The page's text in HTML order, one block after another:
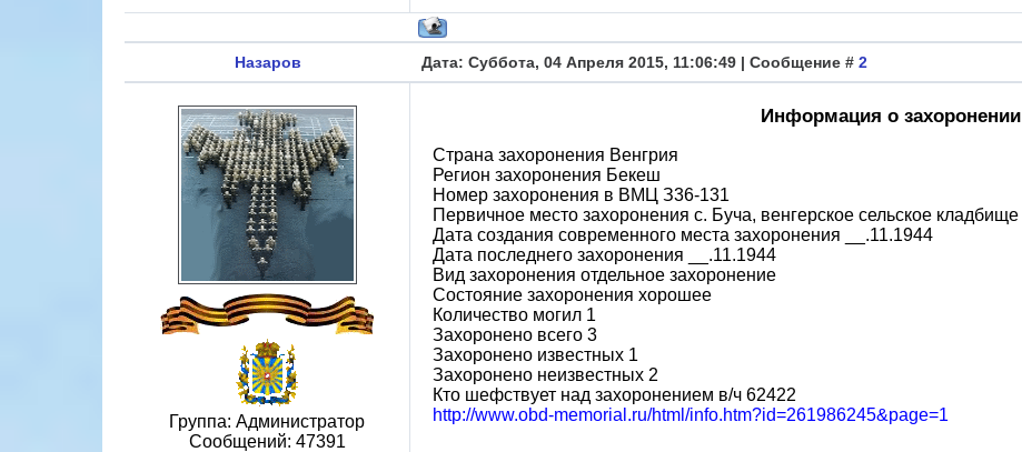
Назаров Дата: Суббота, 04 Апреля 2015, 11:06:49 | Сообщение # 2
Группа: Администратор
Сообщений: 47391
Информация о захоронении
Страна захоронения Венгрия
Регион захоронения Бекеш
Номер захоронения в ВМЦ З36-131
Первичное место захоронения с. Буча, венгерское сельское кладбище
Дата создания современного места захоронения __.11.1944
Дата последнего захоронения __.11.1944
Вид захоронения отдельное захоронение
Состояние захоронения хорошее
Количество могил 1
Захоронено всего 3
Захоронено известных 1
Захоронено неизвестных 2
Кто шефствует над захоронением в/ч 62422
http://www.obd-memorial.ru/html/info.htm?id=261986245&page=1